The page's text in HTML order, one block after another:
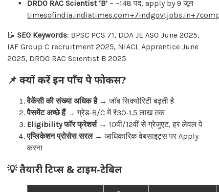
DRDO RAC Scientist ‘B’ – ~148 पद, apply by 9 जून
📝 SEO Keywords: BPSC PCS 71, DDA JE ASO June 2025,
IAF Group C recruitment 2025, NIACL Apprentice June
2025, DRDO RAC Scientist B 2025
📌 क्यों करें इन पाँच पे फोकस?
वैकेंसी की संख्या अधिक है→ जॉब सिक्योरिटी बढ़ती है
पैसमेंट अच्छे हैं→ ग्रेड‑B/C में ₹30‑1.5 लाख तक
Eligibility फॉर फ्रेशर्स→ 10वीं/12वीं से ग्रेजुएट, हर लेवल पे
एप्लिकेशन प्रोसेस सरल→ आधिकारिक वेबसाइट्स पर Apply
करना
💡 तैयारी टिप्स & टाइम‑टेबिल